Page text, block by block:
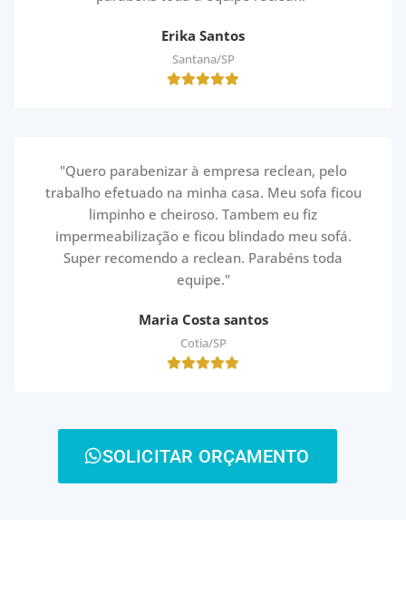
Erika Santos
Santana/SP
"Quero parabenizar à empresa reclean, pelo
trabalho efetuado na minha casa. Meu sofa ficou
limpinho e cheiroso. Tambem eu fiz
impermeabilização e ficou blindado meu sofá.
Super recomendo a reclean. Parabéns toda
equipe."
Maria Costa santos
Cotia/SP
SOLICITAR ORÇAMENTO